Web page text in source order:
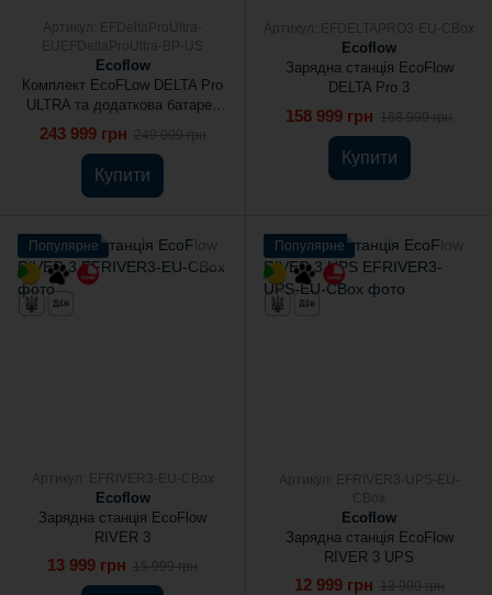
Ecoflow
Комплект EcoFLow DELTA Pro
ULTRA та додаткова батарея
DELTA Pro ULTRA
243 999 грн
Купити
Ecoflow
Зарядна станція EcoFlow
DELTA Pro 3
158 999 грн
Купити
Популярне
Ecoflow
Зарядна станція EcoFlow
RIVER 3
13 999 грн
Популярне
Ecoflow
Зарядна станція EcoFlow
RIVER 3 UPS
12 999 грн